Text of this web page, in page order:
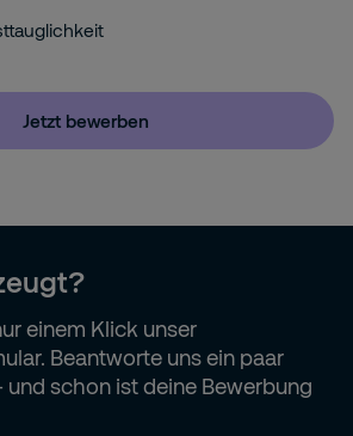
Jetzt bewerben
einem Klick unser
Beantworte uns ein paar
und schon ist deine Bewerbung